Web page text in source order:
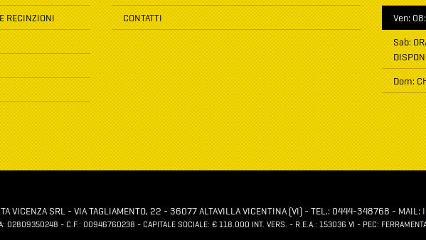
RECINZIONI CONTATTI Ven:
Sab:
Dom:
VICENZA SRL - VIA TAGLIAMENTO, 22 - 36077 ALTAVILLA VICENTINA (VI) - TEL.: 0444-348768 - MAIL:
02809350248 - C.F.: 00946760238 - CAPITALE SOCIALE: € 118.000 INT. VERS. - R.E.A.: 153036 VI - PEC: